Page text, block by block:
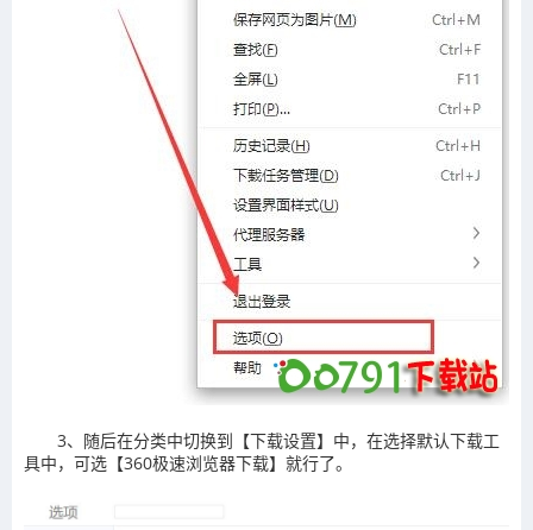
3、随后在分类中切换到【下载设置】中，在选择默认下载工
具中，可选【360极速浏览器下载】就行了。